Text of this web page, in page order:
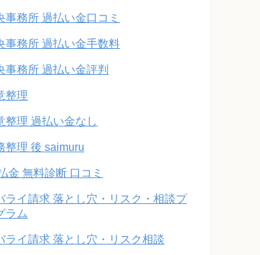
事務所 過払い金口コミ
事務所 過払い金手数料
事務所 過払い金評判
整理
整理 過払い金なし
整理 後 saimuru
金 無料診断 口コミ
ライ請求 落とし穴・リスク・相談プ
ラム
ライ請求 落とし穴・リスク相談